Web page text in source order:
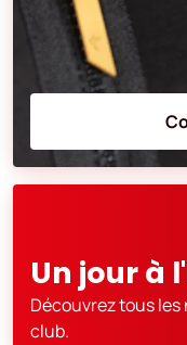
Un jour à
Découvrez tous
club.